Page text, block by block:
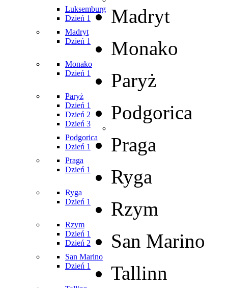
Luksemburg
Dzień 1
Madryt
Madryt
Dzień 1
Monako
Monako
Dzień 1
Paryż
Paryż
Dzień 1
Dzień 2
Dzień 3
Podgorica
Podgorica
Dzień 1
Praga
Praga
Dzień 1
Ryga
Ryga
Dzień 1
Rzym
Rzym
Dzień 1
Dzień 2
San Marino
San Marino
Dzień 1
Tallinn